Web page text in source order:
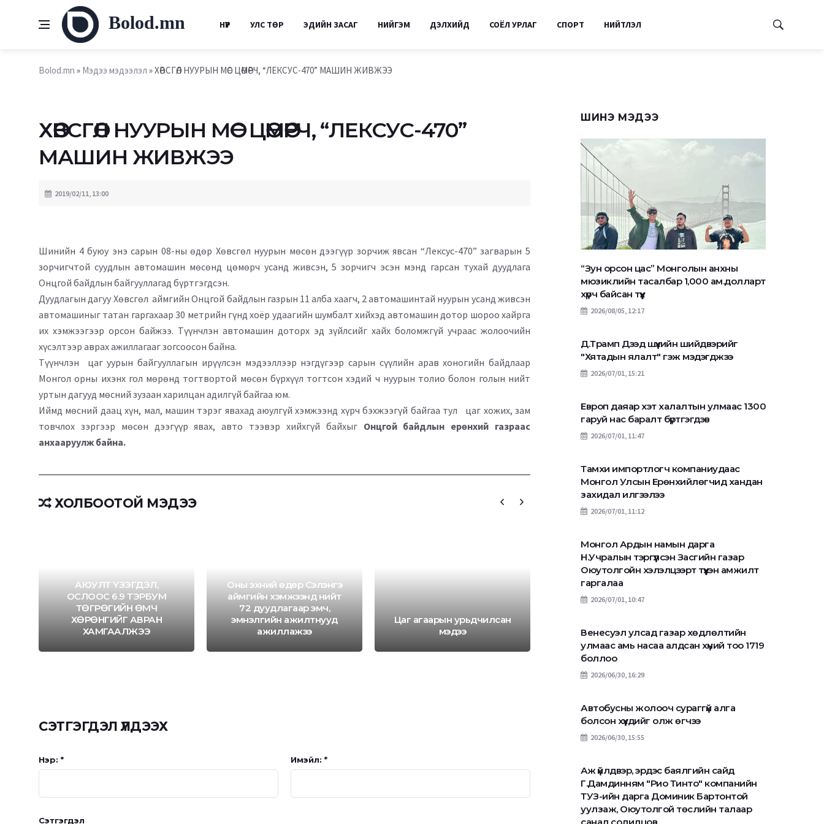
Bolod.mn НҮҮР УЛС ТӨР ЭДИЙН ЗАСАГ НИЙГЭМ ДЭЛХИЙД СОЁЛ УРЛАГ СПОРТ НИЙТЛЭЛ
Bolod.mn » Мэдээ мэдээлэл » ХӨВСГӨЛ НУУРЫН МӨС ЦӨМӨРЧ, “ЛЕКСУС-470” МАШИН ЖИВЖЭЭ
ХӨВСГӨЛ НУУРЫН МӨС ЦӨМӨРЧ, “ЛЕКСУС-470”
МАШИН ЖИВЖЭЭ
2019/02/11, 13:00
Шинийн 4 буюу энэ сарын 08-ны өдөр Хөвсгөл нуурын мөсөн дээгүүр зорчиж явсан “Лексус-470” загварын 5
зорчигчтой суудлын автомашин мөсөнд цөмөрч усанд живсэн, 5 зорчигч эсэн мэнд гарсан тухай дуудлага
Онцгой байдлын байгууллагад бүртгэгдсэн.
Дуудлагын дагуу Хөвсгөл аймгийн Онцгой байдлын газрын 11 алба хаагч, 2 автомашинтай нуурын усанд живсэн
автомашиныг татан гаргахаар 30 метрийн гүнд хоёр удаагийн шумбалт хийхэд автомашин дотор шороо хайрга
их хэмжээгээр орсон байжээ. Түүнчлэн автомашин доторх эд зүйлсийг хайх боломжгүй учраас жолоочийн
хүсэлтээр аврах ажиллагааг зогсоосон байна.
Түүнчлэн цаг уурын байгууллагын ирүүлсэн мэдээллээр нэгдүгээр сарын сүүлийн арав хоногийн байдлаар
Монгол орны ихэнх гол мөрөнд тогтвортой мөсөн бүрхүүл тогтсон хэдий ч нуурын толио болон голын нийт
уртын дагууд мөсний зузаан харилцан адилгүй байгаа юм.
Иймд мөсний даац хүн, мал, машин тэрэг явахад аюулгүй хэмжээнд хүрч бэхжээгүй байгаа тул цаг хожих, зам
товчлох зэргээр мөсөн дээгүүр явах, авто тээвэр хийхгүй байхыг Онцгой байдлын ерөнхий газраас
анхааруулж байна.
ХОЛБООТОЙ МЭДЭЭ
АЮУЛТ ҮЗЭГДЭЛ,
ОСЛООС 6.9 ТЭРБУМ
ТӨГРӨГИЙН ӨМЧ
ХӨРӨНГИЙГ АВРАН
ХАМГААЛЖЭЭ
Оны эхний өдөр Сэлэнгэ
аймгийн хэмжээнд нийт
72 дуудлагаар эмч,
эмнэлгийн ажилтнууд
ажиллажээ
Цаг агаарын урьдчилсан
мэдээ
Сэрэмжлүүлэг: 49 градус
шуурна
СЭТГЭГДЭЛ ҮЛДЭЭХ
Нэр: * Имэйл: *
Сэтгэгдэл
ШИНЭ МЭДЭЭ
“Зун орсон цас” Монголын анхны
мюзиклийн тасалбар 1,000 ам.долларт
хүрч байсан түүх
2026/08/05, 12:17
Д.Трамп Дээд шүүхийн шийдвэрийг
"Хятадын ялалт" гэж мэдэгджээ
2026/07/01, 15:21
Европ даяар хэт халалтын улмаас 1300
гаруй нас баралт бүртгэгдэв
2026/07/01, 11:47
Тамхи импортлогч компаниудаас
Монгол Улсын Ерөнхийлөгчид хандан
захидал илгээлээ
2026/07/01, 11:12
Монгол Ардын намын дарга
Н.Учралын тэргүүлсэн Засгийн газар
Оюутолгойн хэлэлцээрт түүхэн амжилт
гаргалаа
2026/07/01, 10:47
Венесуэл улсад газар хөдлөлтийн
улмаас амь насаа алдсан хүний тоо 1719
боллоо
2026/06/30, 16:29
Автобусны жолооч сураггүй алга
болсон хүүхдийг олж өгчээ
2026/06/30, 15:55
Аж үйлдвэр, эрдэс баялгийн сайд
Г.Дамдинням "Рио Тинто" компанийн
ТУЗ-ийн дарга Доминик Бартонтой
уулзаж, Оюутолгой төслийн талаар